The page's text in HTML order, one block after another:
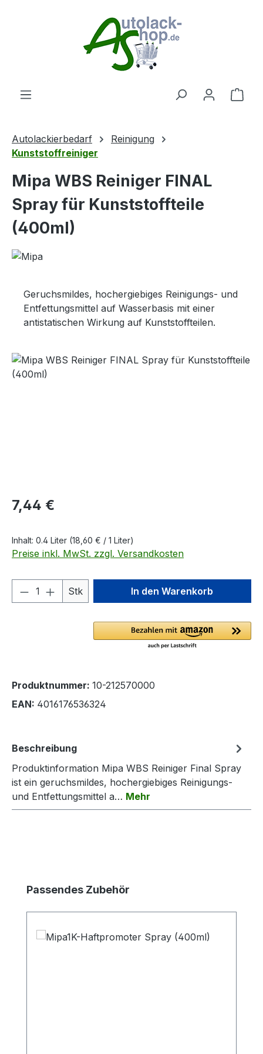
Autolackierbedarf
Reinigung
Kunststoffreiniger
Mipa WBS Reiniger FINAL
Spray für Kunststoffteile
(400ml)
Geruchsmildes, hochergiebiges Reinigungs- und
Entfettungsmittel auf Wasserbasis mit einer
antistatischen Wirkung auf Kunststoffteilen.
Bildergalerie überspringen
Regulärer Preis:
7,44 €
Inhalt: 0.4 Liter (18,60 € / 1 Liter)
Preise inkl. MwSt. zzgl. Versandkosten
Produkt Anzahl: Gib den
Stk In den Warenkorb
Produktnummer: 10-212570000
EAN: 4016176536324
Beschreibung
Produktinformation Mipa WBS Reiniger Final Spray
ist ein geruchsmildes, hochergiebiges Reinigungs-
und Entfettungsmittel a… Mehr
Produktgalerie überspringen
Passendes Zubehör